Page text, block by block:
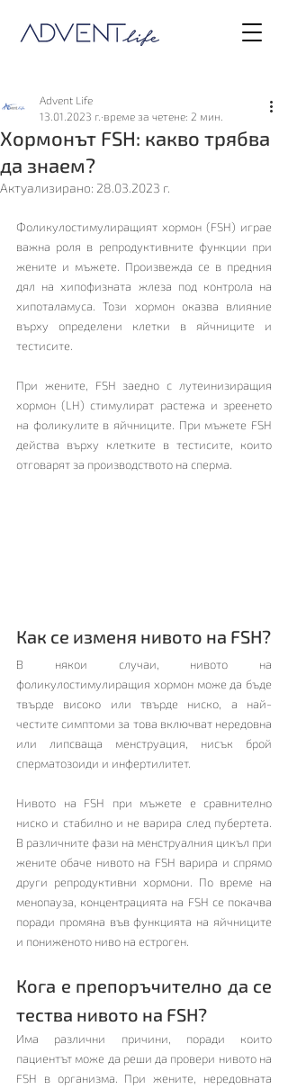
Хормонът FSH: какво трябва
да знаем?
Advent Life
13.01.2023 г. време за четене: 2 мин.
Актуализирано: 28.03.2023 г.
Фоликулостимулиращият хормон (FSH) играе
важна роля в репродуктивните функции при
жените и мъжете. Произвежда се в предния
дял на хипофизната жлеза под контрола на
хипоталамуса. Този хормон оказва влияние
върху определени клетки в яйчниците и
тестисите.
При жените, FSH заедно с лутеинизиращия
хормон (LH) стимулират растежа и зреенето
на фоликулите в яйчниците. При мъжете FSH
действа върху клетките в тестисите, които
отговарят за производството на сперма.
Как се изменя нивото на FSH?
В някои случаи, нивото на
фоликулостимулиращия хормон може да бъде
твърде високо или твърде ниско, а най-
честите симптоми за това включват нередовна
или липсваща менструация, нисък брой
сперматозоиди и инфертилитет.
Нивото на FSH при мъжете е сравнително
ниско и стабилно и не варира след пубертета.
В различните фази на менструалния цикъл при
жените обаче нивото на FSH варира и спрямо
други репродуктивни хормони. По време на
менопауза, концентрацията на FSH се покачва
поради промяна във функцията на яйчниците
и пониженото ниво на естроген.
Кога е препоръчително да се
тества нивото на FSH?
Има различни причини, поради които
пациентът може да реши да провери нивото на
FSH в организма. При жените, нередовната